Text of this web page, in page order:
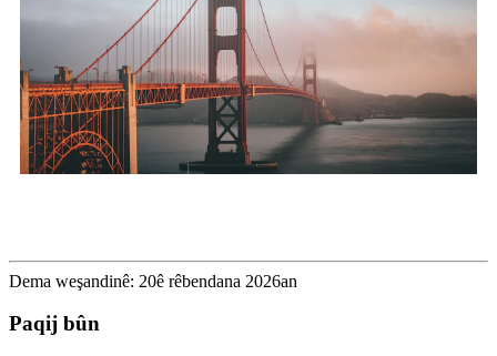
Dema weşandinê: 20ê rêbendana 2026an
Paqij bûn